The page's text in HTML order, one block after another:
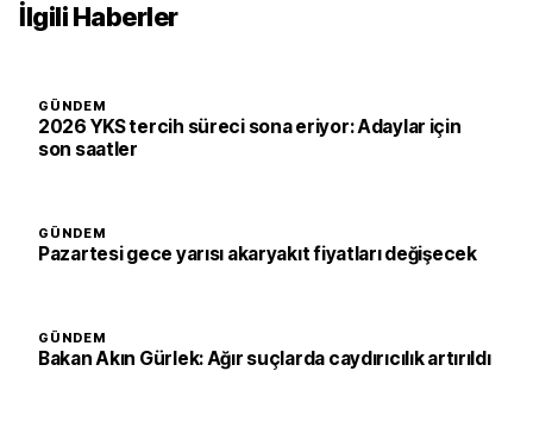
İlgili Haberler
GÜNDEM
2026 YKS tercih süreci sona eriyor: Adaylar için
son saatler
GÜNDEM
Pazartesi gece yarısı akaryakıt fiyatları değişecek
GÜNDEM
Bakan Akın Gürlek: Ağır suçlarda caydırıcılık artırıldı